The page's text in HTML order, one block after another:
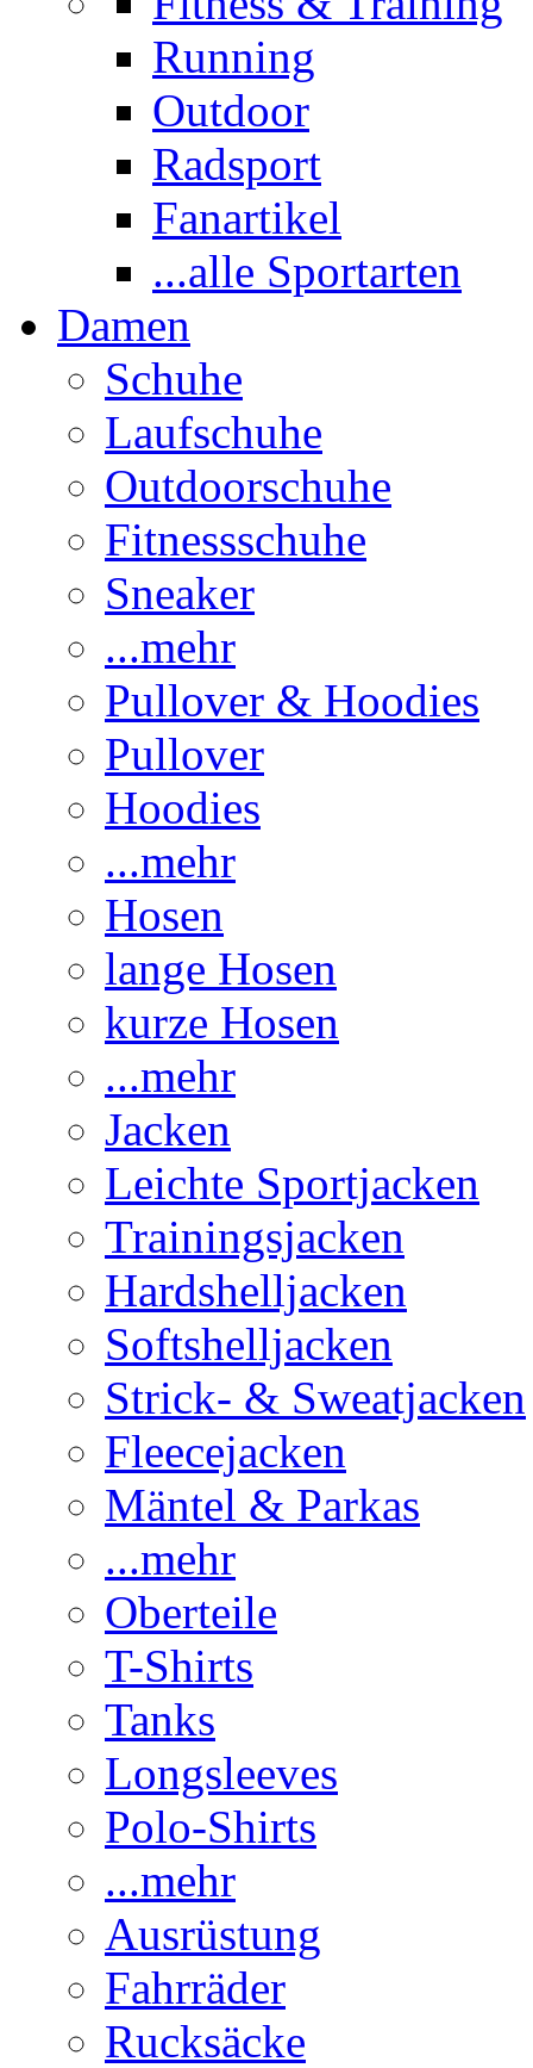
Running
Outdoor
Radsport
Fanartikel
...alle Sportarten
Damen
Schuhe
Laufschuhe
Outdoorschuhe
Fitnessschuhe
Sneaker
...mehr
Pullover & Hoodies
Pullover
Hoodies
...mehr
Hosen
lange Hosen
kurze Hosen
...mehr
Jacken
Leichte Sportjacken
Trainingsjacken
Hardshelljacken
Softshelljacken
Strick- & Sweatjacken
Fleecejacken
Mäntel & Parkas
...mehr
Oberteile
T-Shirts
Tanks
Longsleeves
Polo-Shirts
...mehr
Ausrüstung
Fahrräder
Rucksäcke